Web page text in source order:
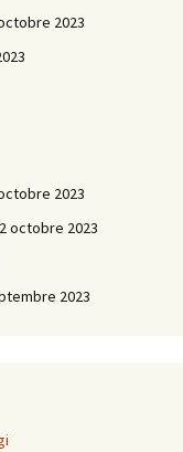
2023
2023
2 octobre 2023
2023